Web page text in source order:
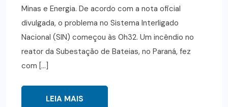
Minas e Energia. De acordo com a nota oficial
divulgada, o problema no Sistema Interligado
Nacional (SIN) começou às 0h32. Um incêndio no
reator da Subestação de Bateias, no Paraná, fez
com […]
LEIA MAIS